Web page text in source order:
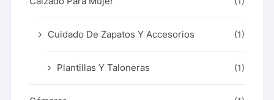
Cuidado De Zapatos Y Accesorios (1)
Plantillas Y Taloneras (1)